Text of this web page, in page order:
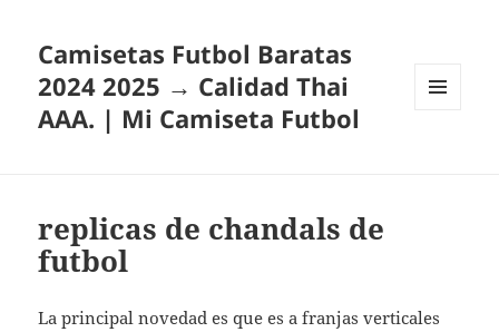
Camisetas Futbol Baratas
2024 2025 → Calidad Thai
AAA. | Mi Camiseta Futbol
replicas de chandals de
futbol
La principal novedad es que es a franjas verticales